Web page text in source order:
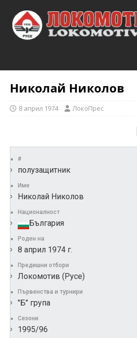
Николай Николов
8 април 1974 ЛокоПрес
#
полузащитник
Име
Николай Николов
Националност
България
Роден на
8 април 1974 г.
Предишни отбори
Локомотив (Русе)
Първенства и турнири
"Б" група
Сезони
1995/96